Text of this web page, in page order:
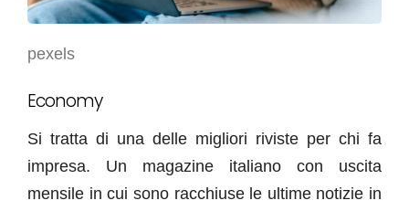
pexels
Economy
Si tratta di una delle migliori riviste per chi fa
impresa. Un magazine italiano con uscita
mensile in cui sono racchiuse le ultime notizie in